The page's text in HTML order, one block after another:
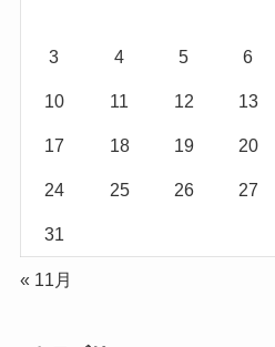
3 4 5 6
10 11 12 13
17 18 19 20
24 25 26 27
31
« 11月